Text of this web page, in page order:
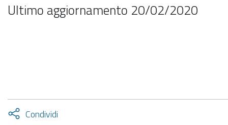
Ultimo aggiornamento 20/02/2020
Condividi
Attiva